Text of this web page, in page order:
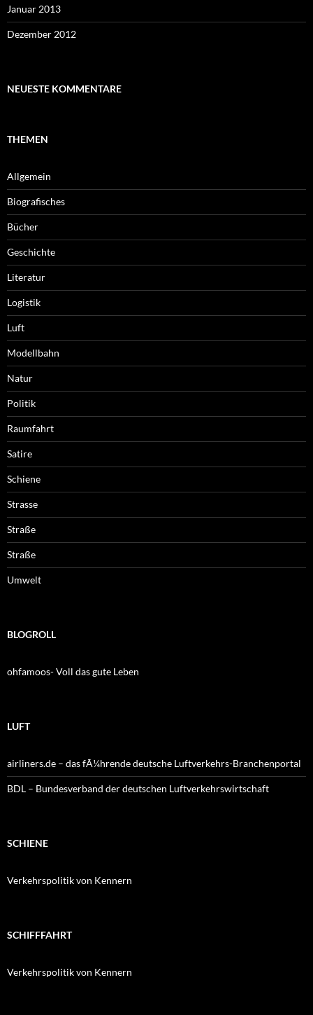
Januar 2013
Dezember 2012
NEUESTE KOMMENTARE
THEMEN
Allgemein
Biografisches
Bücher
Geschichte
Literatur
Logistik
Luft
Modellbahn
Natur
Politik
Raumfahrt
Satire
Schiene
Strasse
Straße
Straße
Umwelt
BLOGROLL
ohfamoos- Voll das gute Leben
LUFT
airliners.de – das fÃ¼hrende deutsche Luftverkehrs-Branchenportal
BDL – Bundesverband der deutschen Luftverkehrswirtschaft
SCHIENE
Verkehrspolitik von Kennern
SCHIFFFAHRT
Verkehrspolitik von Kennern